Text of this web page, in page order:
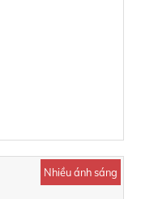
Nhiều ánh sáng